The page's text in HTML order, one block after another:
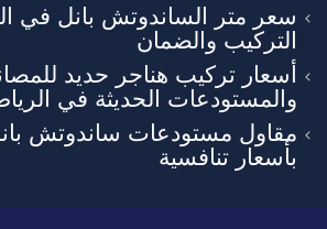
سعر متر الساندوتش بانل في
التركيب والضمان
أسعار تركيب هناجر حديد
والمستودعات الحديثة في
مقاول مستودعات ساندوتش
بأسعار تنافسية